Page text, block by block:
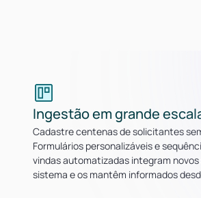
Ingestão em grande
Cadastre centenas de solicitantes
Formulários personalizáveis e
vindas automatizadas integram
sistema e os mantêm informados